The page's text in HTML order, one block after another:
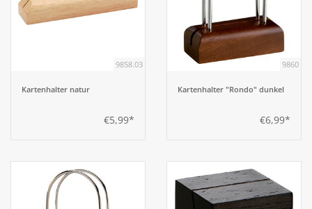
9858.03
Kartenhalter natur
€5,99*
9860
Kartenhalter "Rondo" dunkel
€6,99*